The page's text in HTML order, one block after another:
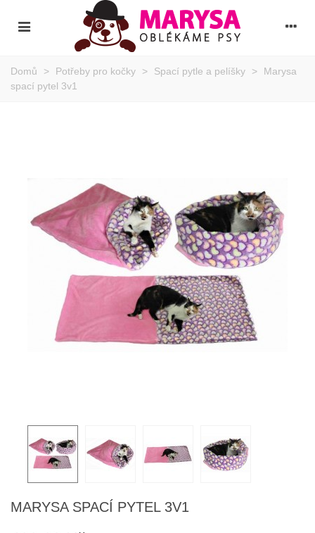
Domů > Potřeby pro kočky > Spací pytle a pelíšky >
Marysa
spací pytel 3v1
MARYSA SPACÍ PYTEL 3V1